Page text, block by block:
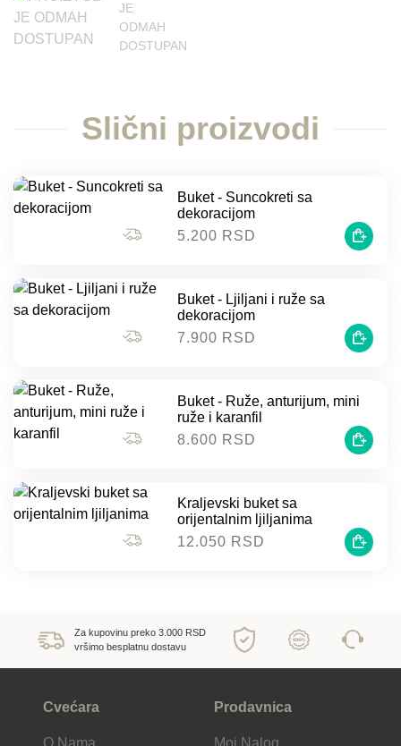
JE
ODMAH
DOSTUPAN
Slični proizvodi
Buket - Suncokreti sa
dekoracijom
5.200 RSD
Buket - Ljiljani i ruže sa
dekoracijom
7.900 RSD
Buket - Ruže, anturijum, mini
ruže i karanfil
8.600 RSD
Kraljevski buket sa
orijentalnim ljiljanima
12.050 RSD
Za kupovinu preko 3.000 RSD
vršimo besplatnu dostavu
Cvećara
O Nama
Prodavnica
Moj Nalog